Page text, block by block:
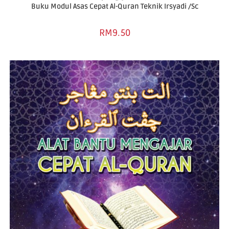
Buku Modul Asas Cepat Al-Quran Teknik Irsyadi /Sc
RM9.50